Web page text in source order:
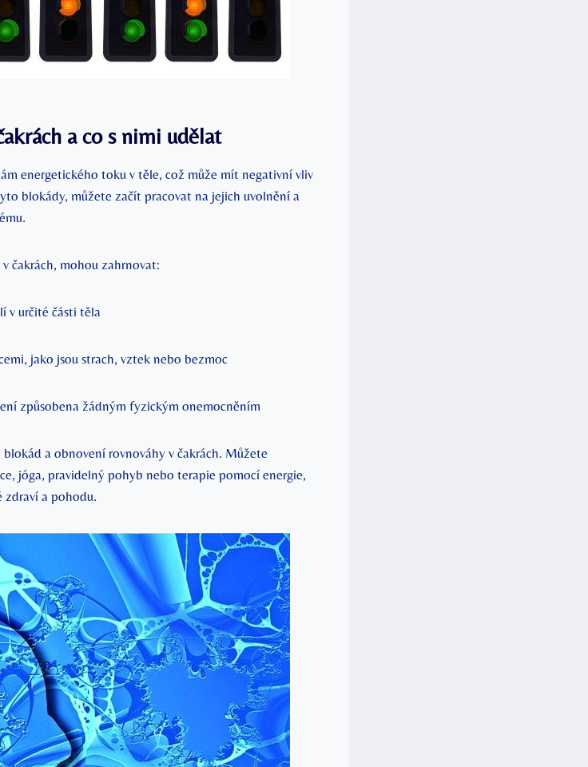
a co s nimi udělat
energetického toku v těle, což může mít negativní vliv
blokády, můžete začít pracovat na jejich uvolnění a
čakrách, mohou zahrnovat:
v určité části těla
jako jsou strach, vztek nebo bezmoc
způsobena žádným fyzickým onemocněním
a obnovení rovnováhy v čakrách. Můžete
jóga, pravidelný pohyb nebo terapie pomocí energie,
zdraví a pohodu.